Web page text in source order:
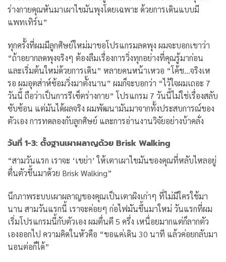
ร่างกายคุณหันมาเผาไขมันพุงโดยเฉพาะ ด้วยการเดินแบบมี
แพทเทิร์น”
ทุกครั้งที่ผมมีลูกศิษย์ใหม่มาขอโปรแกรมลดพุง ผมจะบอกเขาว่า
“ถ้าอยากลดพุงจริงๆ ต้องลืมเรื่องการวิ่งทุกอย่างที่คุณรู้มาก่อน
และเริ่มต้นใหม่ด้วยการเดิน” หลายคนหน้าเหวอ “โค้ช…จริงเห
รอ ผมอุตส่าห์ซ้อมวิ่งมาตั้งนาน” ผมก็จะบอกว่า “ไว้ใจผมเถอะ 7
วันนี้ ถือว่าเป็นการรีเซ็ตร่างกาย”โปรแกรม 7 วันนี้ไม่ใช่เรื่องสลับ
ซับซ้อน แต่มันได้ผลจริง ผมพัฒนามันมาจากทั้งประสบการณ์ของ
ตัวเอง การทดลองกับลูกศิษย์ และการอ่านงานวิจัยอย่างบ้าคลั่ง
วันที่ 1-3: ตั้งฐานเผาผลาญด้วย Brisk Walking
“สามวันแรก เราจะ ‘เขย่า’ ให้เตาเผาไขมันของคุณที่หลับไหลอยู่
ตื่นตัวขึ้นมาด้วย Brisk Walking”
นึกภาพระบบเผาผลาญของคุณเป็นเตาผิงเก่าๆ ที่ไม่มีใครใช้มา
นาน สามวันแรกนี้ เราจะค่อยๆ ก่อไฟมันขึ้นมาใหม่ วันแรกที่ผม
เริ่มโปรแกรมนี้กับตัวเอง ผมตื่นตี 5 ครึ่ง เหนื่อยมากแต่ก็ลากตัว
เองออกไป ความคิดในหัวคือ “ขอแค่เดิน 30 นาที แล้วค่อยกลับมา
นอนต่อก็ได้”